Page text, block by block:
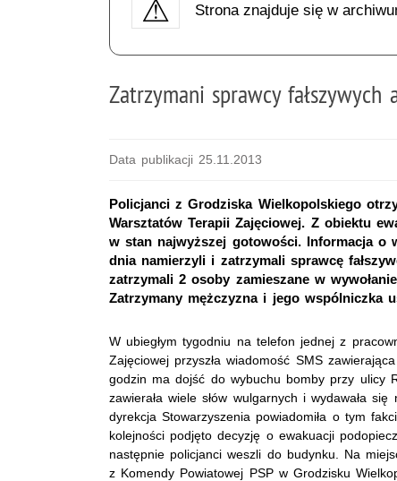
Strona znajduje się w
Zatrzymani sprawcy fałszywych
Data publikacji 25.11.2013
Policjanci z Grodziska Wielkopolskiego
Warsztatów Terapii Zajęciowej. Z obiektu
w stan najwyższej gotowości. Informacja o
dnia namierzyli i zatrzymali sprawcę
zatrzymali 2 osoby zamieszane w
Zatrzymany mężczyzna i jego wspólniczka
W ubiegłym tygodniu na telefon jednej z
Zajęciowej przyszła wiadomość SMS
godzin ma dojść do wybuchu bomby przy ulicy
zawierała wiele słów wulgarnych i wydawała
dyrekcja Stowarzyszenia powiadomiła o tym
kolejności podjęto decyzję o ewakuacji
następnie policjanci weszli do budynku. Na
z Komendy Powiatowej PSP w Grodzisku